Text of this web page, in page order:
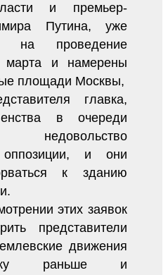
и премьер-
Путина, уже
на проведение
и намерены
площади Москвы,
главка,
в очереди
оппозиции, и они
к зданию
этих заявок
представители
движения
раньше и